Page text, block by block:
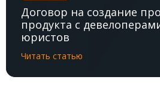
Договор на создание
продукта с
юристов
Читать статью